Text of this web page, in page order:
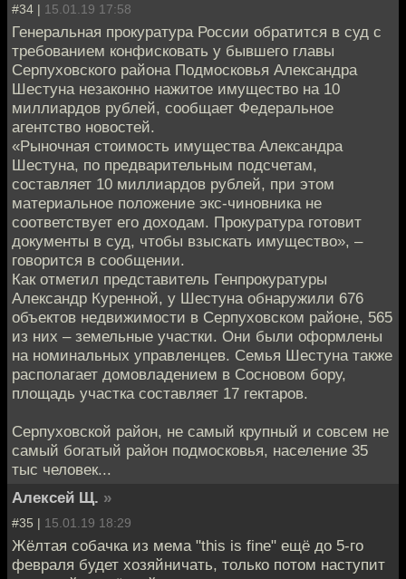
#34 | 15.01.19 17:58
Генеральная прокуратура России обратится в суд с
требованием конфисковать у бывшего главы
Серпуховского района Подмосковья Александра
Шестуна незаконно нажитое имущество на 10
миллиардов рублей, сообщает Федеральное
агентство новостей.
«Рыночная стоимость имущества Александра
Шестуна, по предварительным подсчетам,
составляет 10 миллиардов рублей, при этом
материальное положение экс-чиновника не
соответствует его доходам. Прокуратура готовит
документы в суд, чтобы взыскать имущество», –
говорится в сообщении.
Как отметил представитель Генпрокуратуры
Александр Куренной, у Шестуна обнаружили 676
объектов недвижимости в Серпуховском районе, 565
из них – земельные участки. Они были оформлены
на номинальных управленцев. Семья Шестуна также
располагает домовладением в Сосновом бору,
площадь участка составляет 17 гектаров.
Серпуховской район, не самый крупный и совсем не
самый богатый район подмосковья, население 35
тыс человек...
Алексей Щ. »
#35 | 15.01.19 18:29
Жёлтая собачка из мема "this is fine" ещё до 5-го
февраля будет хозяйничать, только потом наступит